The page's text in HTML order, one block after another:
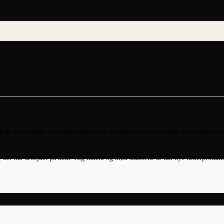
har arbejdet på dem. Kig indeni og mød skaberne af din nye